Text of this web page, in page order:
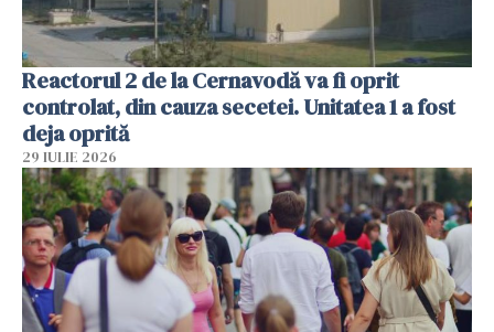
Reactorul 2 de la Cernavodă va fi oprit
controlat, din cauza secetei. Unitatea 1 a fost
deja oprită
29 IULIE 2026